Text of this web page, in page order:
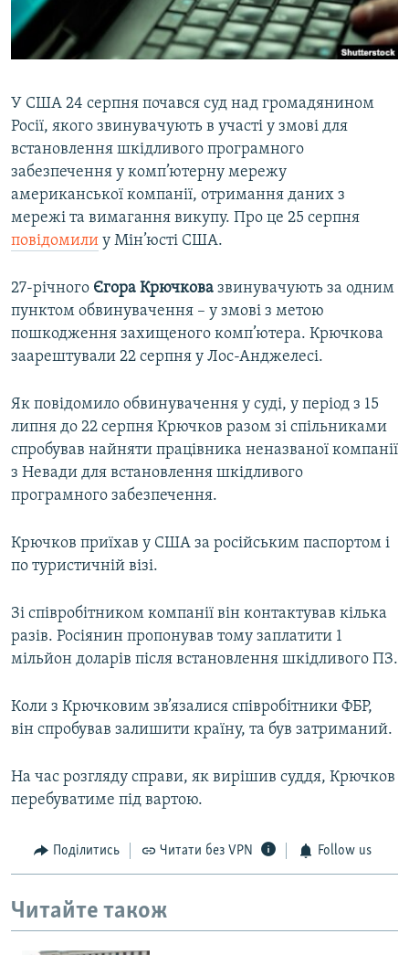
ВІДЕОУРОКИ «ELIFBE»
СВІДЧЕННЯ ОКУПАЦІЇ
Русский
Qırımtatar
Усі сайти RFE/RL
У США 24 серпня почався суд над громадянином
Росії, якого звинувачують в участі у змові для
встановлення шкідливого програмного
забезпечення у комп’ютерну мережу
американської компанії, отримання даних з
мережі та вимагання викупу. Про це 25 серпня
повідомили у Мін’юсті США.
27-річного Єгора Крючкова звинувачують за одним
пунктом обвинувачення – у змові з метою
пошкодження захищеного комп’ютера. Крючкова
заарештували 22 серпня у Лос-Анджелесі.
Як повідомило обвинувачення у суді, у період з 15
липня до 22 серпня Крючков разом зі спільниками
спробував найняти працівника неназваної компанії
з Невади для встановлення шкідливого
програмного забезпечення.
Крючков приїхав у США за російським паспортом і
по туристичній візі.
Зі співробітником компанії він контактував кілька
разів. Росіянин пропонував тому заплатити 1
мільйон доларів після встановлення шкідливого ПЗ.
Коли з Крючковим зв’язалися співробітники ФБР,
він спробував залишити країну, та був затриманий.
На час розгляду справи, як вирішив суддя, Крючков
перебуватиме під вартою.
Поділитись Читати без VPN Follow us
Читайте також